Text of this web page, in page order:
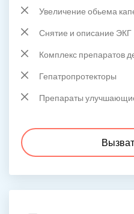
Увеличение обьема
Снятие и описание ЭКГ
Комплекс препаратов
Гепатропротекторы
Препараты